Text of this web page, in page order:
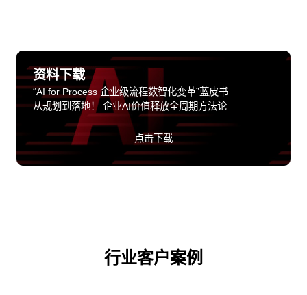
资料下载
“AI for Process 企业级流程数智化变革”蓝皮书
从规划到落地！ 企业AI价值释放全周期方法论
点击下载
行业客户案例